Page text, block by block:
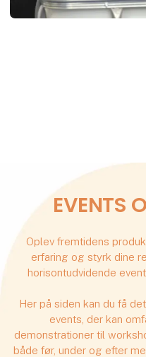
EVENTS
Oplev fremtidens
erfaring og styrk dine
horisontudvidende
Her på siden kan du få
events, der kan
demonstrationer til
både før, under og efter